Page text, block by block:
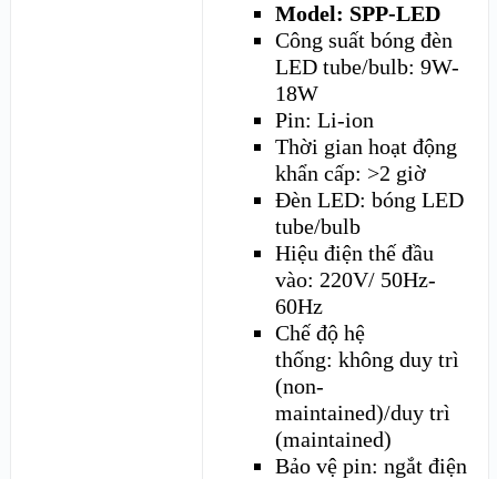
Model: SPP-LED
Công suất bóng đèn
LED tube/bulb: 9W-
18W
Pin: Li-ion
Thời gian hoạt động
khẩn cấp: >2 giờ
Đèn LED: bóng LED
tube/bulb
Hiệu điện thế đầu
vào: 220V/ 50Hz-
60Hz
Chế độ hệ
thống: không duy trì
(non-
maintained)/duy trì
(maintained)
Bảo vệ pin: ngắt điện